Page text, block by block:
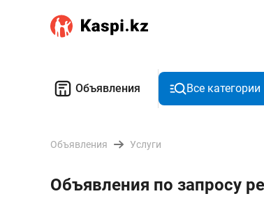
Объявления Все категории
Объявления Услуги
Объявления по запросу